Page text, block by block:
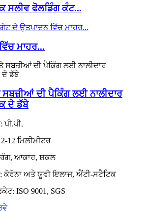
ਸਲੀਵ ਫੋਲਡਿੰਗ ਕੰਟ...
ਮਾਹਰ...
ਦੀ ਪੈਕਿੰਗ ਲਈ ਨਾਲੀਦਾਰ
ਦੇ ਡੱਬੇ
ਪੀ.ਪੀ.
12 ਮਿਲੀਮੀਟਰ
ਆਕਾਰ, ਸ਼ਕਲ
ਕੋਰੋਨਾ ਅਤੇ ਯੂਵੀ ਇਲਾਜ, ਐਂਟੀ-ਸਟੈਟਿਕ
ISO 9001, SGS